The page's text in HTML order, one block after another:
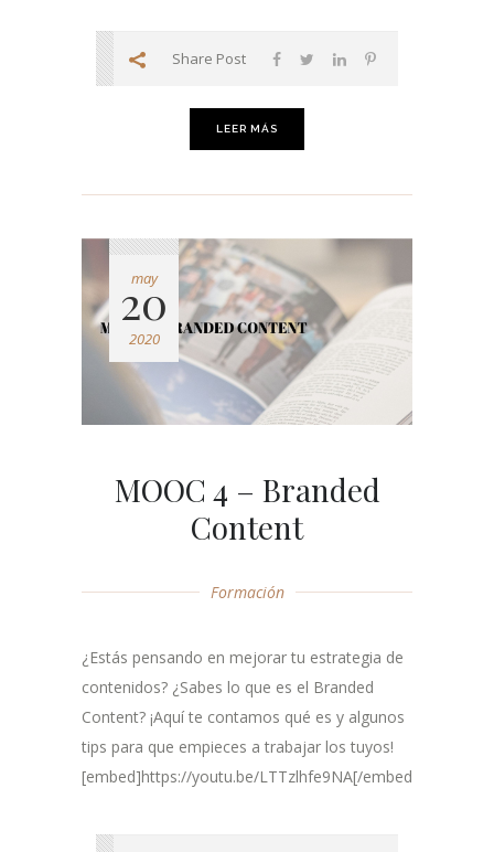
Share Post
LEER MÁS
may
20
2020
MOOC 4 – Branded
Content
Formación
¿Estás pensando en mejorar tu estrategia de
contenidos? ¿Sabes lo que es el Branded
Content? ¡Aquí te contamos qué es y algunos
tips para que empieces a trabajar los tuyos!
[embed]https://youtu.be/LTTzlhfe9NA[/embed]...